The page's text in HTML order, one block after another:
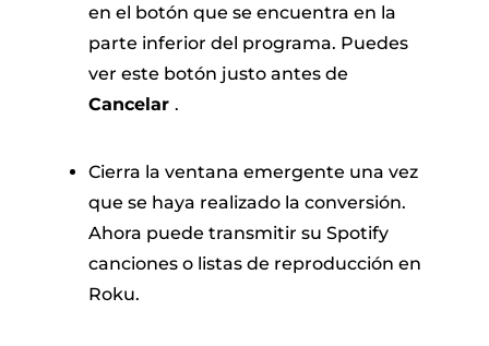
en el botón que se encuentra en la
parte inferior del programa. Puedes
ver este botón justo antes de
Cancelar .
Cierra la ventana emergente una vez
que se haya realizado la conversión.
Ahora puede transmitir su Spotify
canciones o listas de reproducción en
Roku.